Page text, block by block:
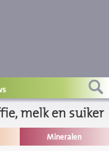
melk en suiker
Mineralen